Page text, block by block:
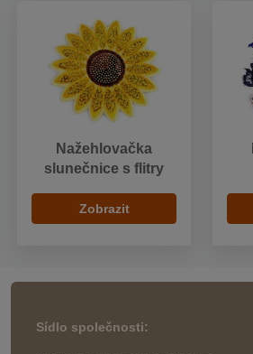
Nažehlovačka
slunečnice s flitry
Zobrazit
Sídlo společnosti: